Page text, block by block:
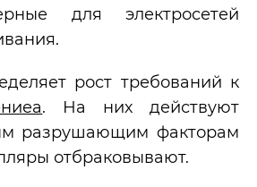
для электросетей
рост требований к
. На них действуют
разрушающим факторам
отбраковывают.